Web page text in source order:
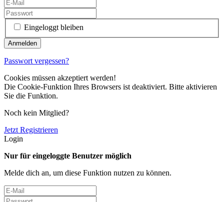
Eingeloggt bleiben
Passwort vergessen?
Cookies müssen akzeptiert werden!
Die Cookie-Funktion Ihres Browsers ist deaktiviert. Bitte aktivieren
Sie die Funktion.
Noch kein Mitglied?
Jetzt Registrieren
Login
Nur für eingeloggte Benutzer möglich
Melde dich an, um diese Funktion nutzen zu können.